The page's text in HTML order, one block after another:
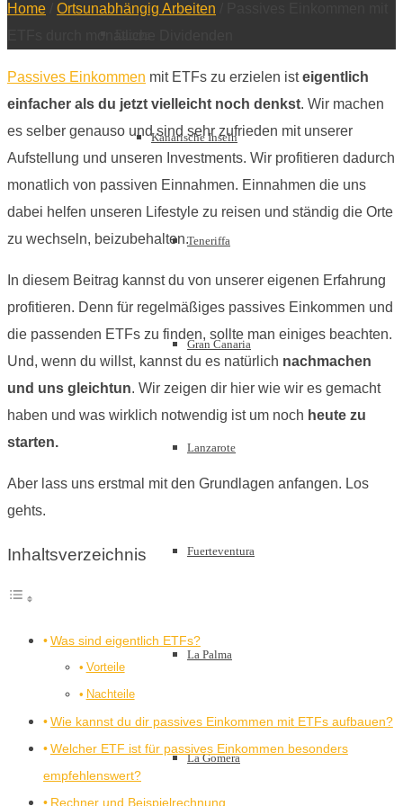
Kanarische Inseln
Teneriffa
Gran Canaria
Lanzarote
Fuerteventura
La Palma
La Gomera
Home Ortsunabhängig Arbeiten
Passives Einkommen mit ETFs zu erzielen isteigentlich
einfacher als du jetzt vielleicht noch denkst. Wir machen
es selber genauso und sind sehr zufrieden mit unserer
Aufstellung und unseren Investments. Wir profitieren dadurch
monatlich von passiven Einnahmen. Einnahmen die uns
dabei helfen unseren Lifestyle zu reisen und ständig die Orte
zu wechseln, beizubehalten.
In diesem Beitrag kannst du von unserer eigenen Erfahrung
profitieren. Denn für regelmäßiges passives Einkommen und
die passenden ETFs zu finden, sollte man einiges beachten.
Und, wenn du willst, kannst du es natürlich nachmachen
und uns gleichtun. Wir zeigen dir hier wie wir es gemacht
haben und was wirklich notwendig ist um noch heute zu
starten.
Aber lass uns erstmal mit den Grundlagen anfangen. Los
gehts.
Inhaltsverzeichnis
Was sind eigentlich ETFs?
Vorteile
Nachteile
Wie kannst du dir passives Einkommen mit ETFs aufbauen?
Welcher ETF ist für passives Einkommen besonders
empfehlenswert?
Rechner und Beispielrechnung